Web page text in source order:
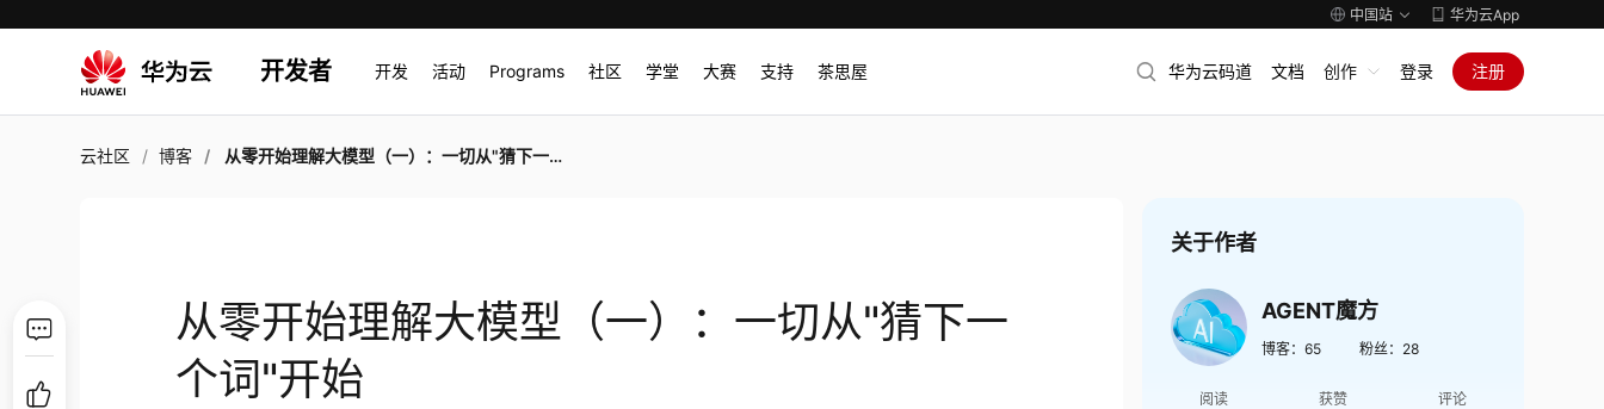
中国站 华为云App
开发者 开发 活动 Programs 社区 学堂 大赛 支持 茶思屋 华为云码道 文档 创作 登录 注册
云社区 博客 从零开始理解大模型（一）：一切从"猜下一个词"开始
从零开始理解大模型（一）：一切从"猜下一
个词"开始
关于作者
AGENT魔方
博客： 65 粉丝： 28
阅读 获赞 评论